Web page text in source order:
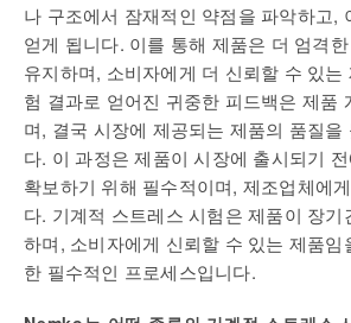
나 구조에서 잠재적인 약점을 파악하고,
얻게 됩니다. 이를 통해 제품은 더 엄격
유지하며, 소비자에게 더 신뢰할 수 있는
험 결과로 얻어진 귀중한 피드백은 제품
며, 결국 시장에 제공되는 제품의 품질을
다. 이 과정은 제품이 시장에 출시되기
확보하기 위해 필수적이며, 제조업체에
다. 기계적 스트레스 시험은 제품이 장기
하며, 소비자에게 신뢰할 수 있는 제품임
한 필수적인 프로세스입니다.